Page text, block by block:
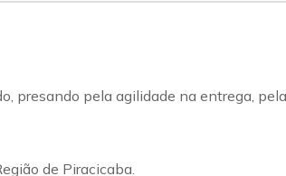
presando pela agilidade na entrega,
de Piracicaba.